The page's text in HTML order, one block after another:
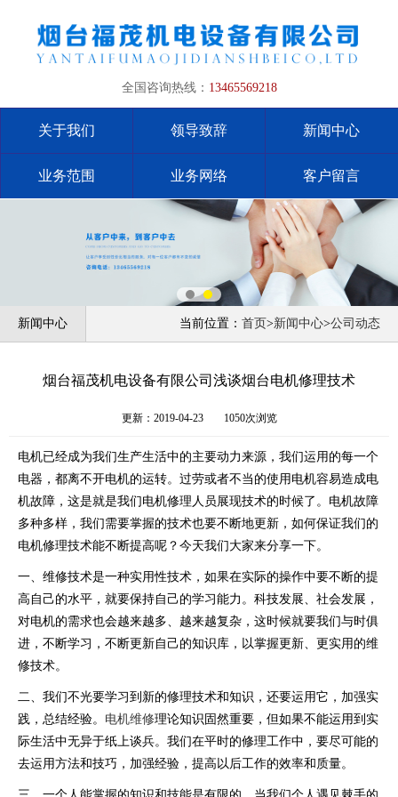
全国咨询热线： 13465569218
关于我们 领导致辞 新闻中心
业务范围 业务网络 客户留言
新闻中心 当前位置： 首页>新闻中心>公司动态
烟台福茂机电设备有限公司浅谈烟台电机修理技术
更新：2019-04-23 1050次浏览
电机已经成为我们生产生活中的主要动力来源，我们运用的每一个
电器，都离不开电机的运转。过劳或者不当的使用电机容易造成电
机故障，这是就是我们电机修理人员展现技术的时候了。电机故障
多种多样，我们需要掌握的技术也要不断地更新，如何保证我们的
电机修理技术能不断提高呢？今天我们大家来分享一下。
一、维修技术是一种实用性技术，如果在实际的操作中要不断的提
高自己的水平，就要保持自己的学习能力。科技发展、社会发展，
对电机的需求也会越来越多、越来越复杂，这时候就要我们与时俱
进，不断学习，不断更新自己的知识库，以掌握更新、更实用的维
修技术。
二、我们不光要学习到新的修理技术和知识，还要运用它，加强实
践，总结经验。 电机维修理论知识固然重要，但如果不能运用到实
际生活中无异于纸上谈兵。我们在平时的修理工作中，要尽可能的
去运用方法和技巧，加强经验，提高以后工作的效率和质量。